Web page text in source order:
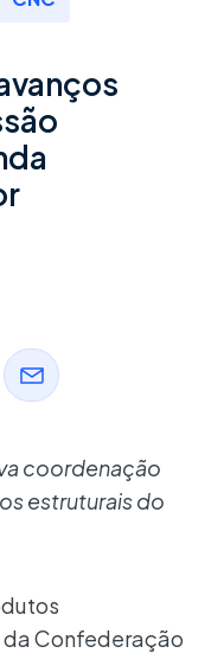
coordenação
estruturais do
da Confederação